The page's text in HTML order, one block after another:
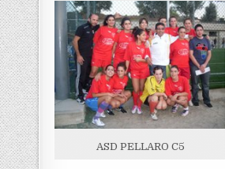
ASD PELLARO C5